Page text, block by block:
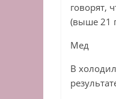
говорят,
(выше 21
Мед
В